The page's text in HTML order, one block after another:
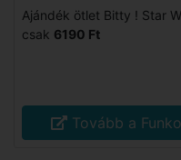
Ajándék ötlet Bitty ! Star
csak 6190 Ft
Tovább a